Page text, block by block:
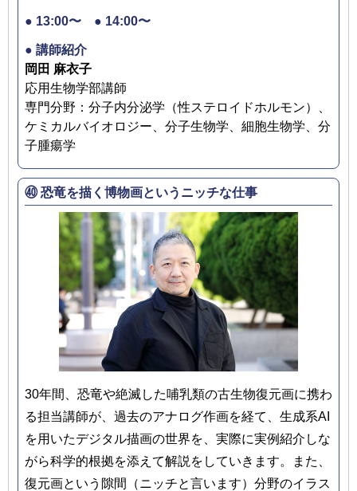
● 13:00〜 ● 14:00〜
● 講師紹介
岡田 麻衣子
応用生物学部講師
専門分野：分子内分泌学（性ステロイドホルモン）、
ケミカルバイオロジー、分子生物学、細胞生物学、分
子腫瘍学
㊵ 恐竜を描く博物画というニッチな仕事
30年間、恐竜や絶滅した哺乳類の古生物復元画に携わ
る担当講師が、過去のアナログ作画を経て、生成系AI
を用いたデジタル描画の世界を、実際に実例紹介しな
がら科学的根拠を添えて解説をしていきます。また、
復元画という隙間（ニッチと言います）分野のイラス